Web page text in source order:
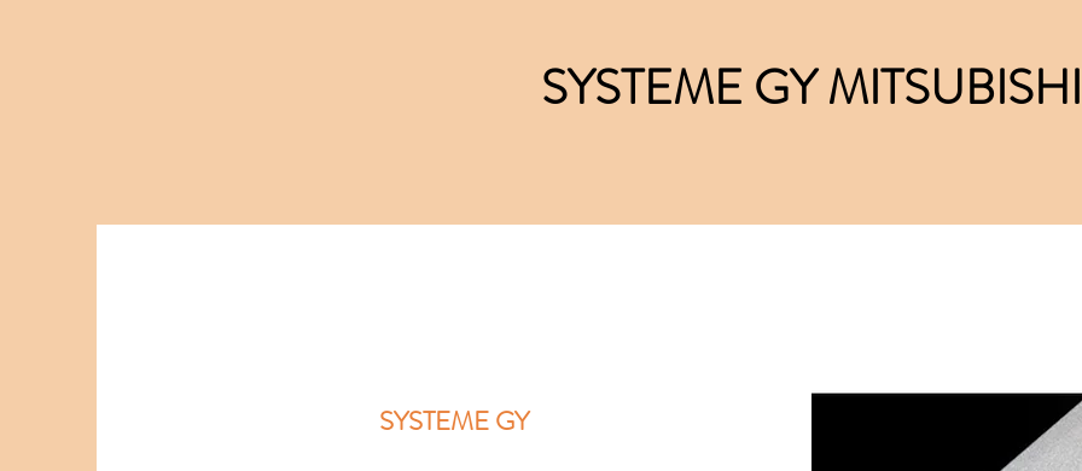
SYSTEME GY MITSUBISHI
SYSTEME GY